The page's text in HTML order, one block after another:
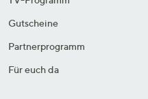
Gutscheine
Partnerprogramm
Für euch da